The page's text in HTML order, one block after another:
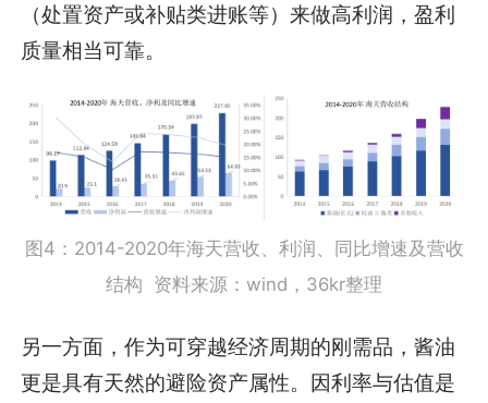
（处置资产或补贴类进账等）来做高利润，盈利
质量相当可靠。
图4：2014-2020年海天营收、利润、同比增速及营收
结构 资料来源：wind，36kr整理
另一方面，作为可穿越经济周期的刚需品，酱油
更是具有天然的避险资产属性。因利率与估值是